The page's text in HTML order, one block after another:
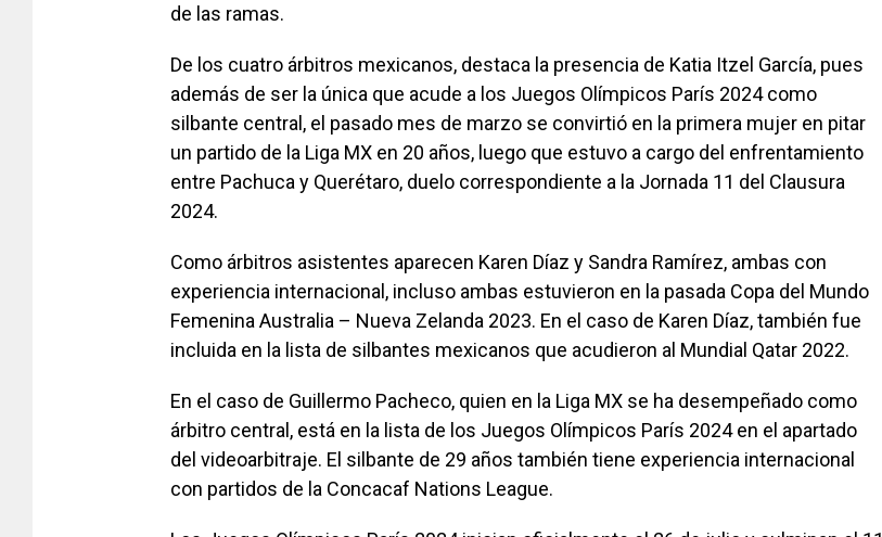
de las ramas.
De los cuatro árbitros mexicanos, destaca la presencia de Katia Itzel García, pues
además de ser la única que acude a los Juegos Olímpicos París 2024 como
silbante central, el pasado mes de marzo se convirtió en la primera mujer en pitar
un partido de la Liga MX en 20 años, luego que estuvo a cargo del enfrentamiento
entre Pachuca y Querétaro, duelo correspondiente a la Jornada 11 del Clausura
2024.
Como árbitros asistentes aparecen Karen Díaz y Sandra Ramírez, ambas con
experiencia internacional, incluso ambas estuvieron en la pasada Copa del Mundo
Femenina Australia – Nueva Zelanda 2023. En el caso de Karen Díaz, también fue
incluida en la lista de silbantes mexicanos que acudieron al Mundial Qatar 2022.
En el caso de Guillermo Pacheco, quien en la Liga MX se ha desempeñado como
árbitro central, está en la lista de los Juegos Olímpicos París 2024 en el apartado
del videoarbitraje. El silbante de 29 años también tiene experiencia internacional
con partidos de la Concacaf Nations League.